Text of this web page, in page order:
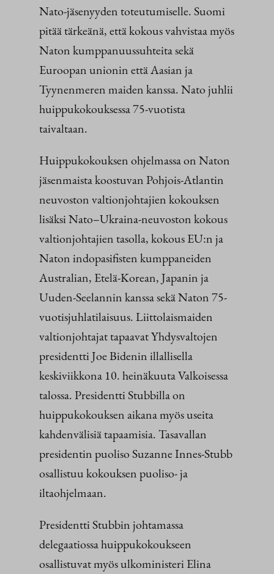
Nato-jäsenyyden toteutumiselle. Suomi
pitää tärkeänä, että kokous vahvistaa myös
Naton kumppanuussuhteita sekä
Euroopan unionin että Aasian ja
Tyynenmeren maiden kanssa. Nato juhlii
huippukokouksessa 75-vuotista
taivaltaan.
Huippukokouksen ohjelmassa on Naton
jäsenmaista koostuvan Pohjois-Atlantin
neuvoston valtionjohtajien kokouksen
lisäksi Nato–Ukraina-neuvoston kokous
valtionjohtajien tasolla, kokous EU:n ja
Naton indopasifisten kumppaneiden
Australian, Etelä-Korean, Japanin ja
Uuden-Seelannin kanssa sekä Naton 75-
vuotisjuhlatilaisuus. Liittolaismaiden
valtionjohtajat tapaavat Yhdysvaltojen
presidentti Joe Bidenin illallisella
keskiviikkona 10. heinäkuuta Valkoisessa
talossa. Presidentti Stubbilla on
huippukokouksen aikana myös useita
kahdenvälisiä tapaamisia. Tasavallan
presidentin puoliso Suzanne Innes-Stubb
osallistuu kokouksen puoliso- ja
iltaohjelmaan.
Presidentti Stubbin johtamassa
delegaatiossa huippukokoukseen
osallistuvat myös ulkoministeri Elina